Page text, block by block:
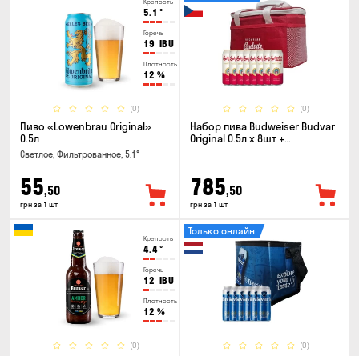
Крепость
5.1 °
Горечь
19 IBU
Плотность
12 %
(0)
Пиво «Lowenbrau Original»
0.5л
Светлое, Фильтрованное, 5.1°
55,50
грн за 1 шт
(0)
Набор пива Budweiser Budvar
Original 0.5л x 8шт +
785,50
грн за 1 шт
Крепость
4.4°
Горечь
12 IBU
Плотность
12 %
(0) (0)
Только онлайн